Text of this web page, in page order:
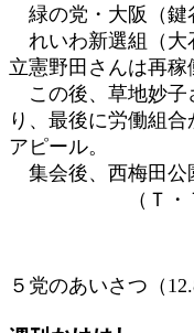
緑の党・大阪（鍵
れいわ新選組（大
立憲野田さんは再稼
この後、草地妙子
り、最後に労働組
アピール。
集会後、西梅田公
（Ｔ・Ｔ
５党のあいさつ（